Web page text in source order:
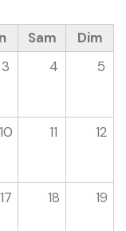
Sam
Dim
3 4 5
10 11 12
17 18 19